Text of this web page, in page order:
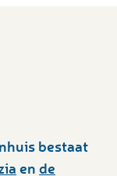
bestaat
en de